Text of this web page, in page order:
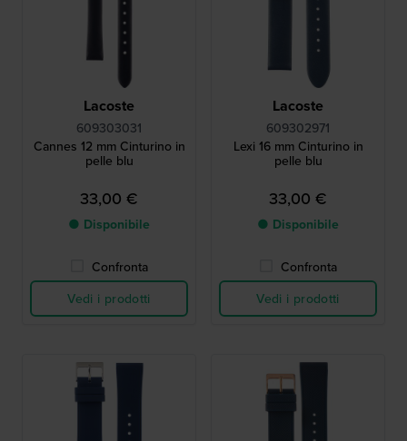
Lacoste
609303031
Cannes 12 mm Cinturino in
pelle blu
33,00 €
● Disponibile
Confronta
Vedi i prodotti
Lacoste
609302971
Lexi 16 mm Cinturino in
pelle blu
33,00 €
● Disponibile
Confronta
Vedi i prodotti